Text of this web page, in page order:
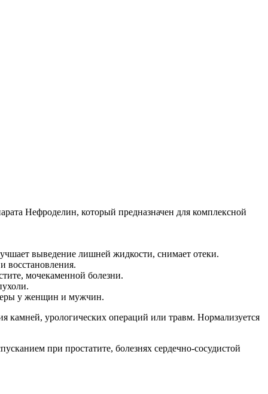
Нефроделин, который предназначен для комплексной
выведение лишней жидкости, снимает отеки.
восстановления.
мочекаменной болезни.
у женщин и мужчин.
камней, урологических операций или травм. Нормализуется
при простатите, болезнях сердечно-сосудистой